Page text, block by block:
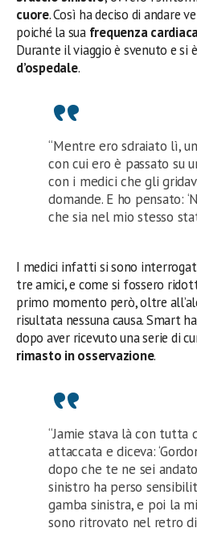
cuore. Così ha deciso di andare
poiché la sua frequenza
Durante il viaggio è svenuto e si
d’ospedale.
“Mentre ero sdraiato lì,
con cui ero è passato su
con i medici che gli
domande. E ho pensato:
che sia nel mio stesso
I medici infatti si sono
tre amici, e come si fossero
primo momento però, oltre
risultata nessuna causa. Smart
dopo aver ricevuto una serie di
rimasto in osservazione.
“Jamie stava là con tutta
attaccata e diceva:
dopo che te ne sei
sinistro ha perso
gamba sinistra, e poi la
sono ritrovato nel retro di